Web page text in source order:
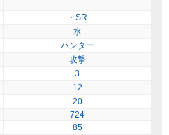
・SR
水
ハンター
攻撃
3
12
20
724
85